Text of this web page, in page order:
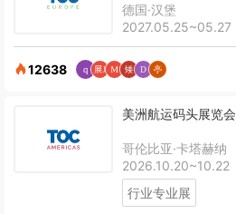
德国·汉堡
2027.05.25~05.27
12638
美洲航运码头展览会
哥伦比亚·卡塔赫纳
2026.10.20~10.22
行业专业展